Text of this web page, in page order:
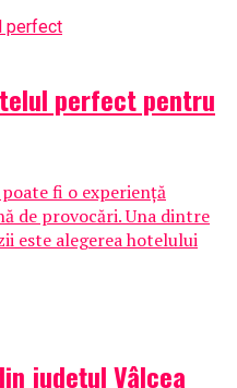
perfect pentru
fi o experiență
de provocări. Una dintre
este alegerea hotelului
judeţul Vâlcea